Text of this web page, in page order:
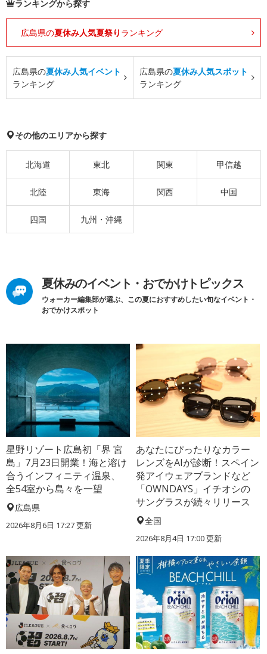
ランキングから探す
広島県の夏休み人気夏祭り ランキング
広島県の夏休み人気イベント
ランキング
広島県の夏休み人気スポット
ランキング
その他のエリアから探す
北海道 東北 関東 甲信越
北陸 東海 関西 中国
四国 九州・沖縄
夏休みのイベント・おでかけトピックス
ウォーカー編集部が選ぶ、この夏におすすめしたい旬なイベント・
おでかけスポット
星野リゾート広島初「界 宮
島」7月23日開業！海と溶け
合うインフィニティ温泉、
全54室から島々を一望
広島県
2026年8月6日 17:27更新
あなたにぴったりなカラー
レンズをAIが診断！スペイン
発アイウェアブランドなど
「OWNDAYS」イチオシの
サングラスが続々リリース
全国
2026年8月4日 17:00更新